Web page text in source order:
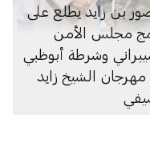
بن زايد يطلع على
مجلس الأمن
وشرطة أبوظبي
الشيخ زايد